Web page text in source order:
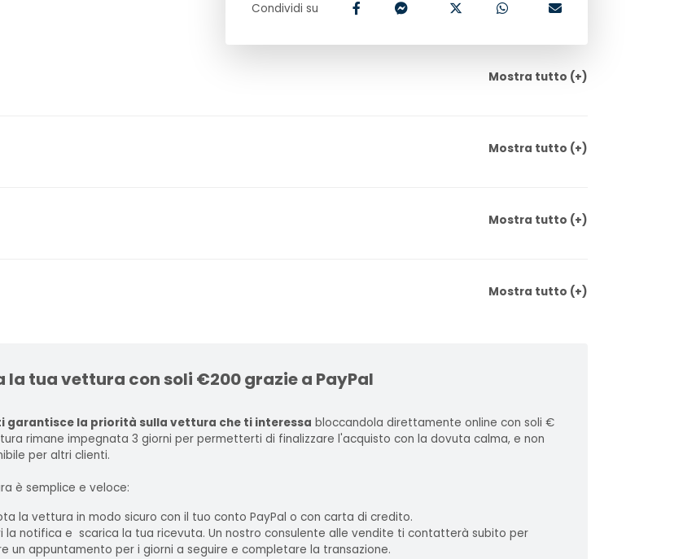
Condividi su
Mostra tutto (+)
Mostra tutto (+)
Mostra tutto (+)
Mostra tutto (+)
la tua vettura con soli €200 grazie a PayPal
garantisce la priorità sulla vettura che ti interessa bloccandola direttamente online con soli €
rimane impegnata 3 giorni per permetterti di finalizzare l'acquisto con la dovuta calma, e non
per altri clienti.
è semplice e veloce:
la vettura in modo sicuro con il tuo conto PayPal o con carta di credito.
la notifica e scarica la tua ricevuta. Un nostro consulente alle vendite ti contatterà subito per
un appuntamento per i giorni a seguire e completare la transazione.